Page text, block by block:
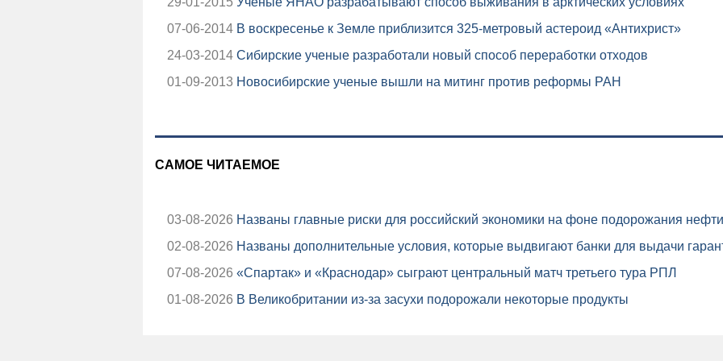
07-06-2014 В воскресенье к Земле приблизится 325-метровый астероид «Антихрист»
24-03-2014 Сибирские ученые разработали новый способ переработки отходов
01-09-2013 Новосибирские ученые вышли на митинг против реформы РАН
САМОЕ ЧИТАЕМОЕ
03-08-2026 Названы главные риски для российский экономики на фоне подорожания нефти
02-08-2026 Названы дополнительные условия, которые выдвигают банки для выдачи
07-08-2026 «Спартак» и «Краснодар» сыграют центральный матч третьего тура РПЛ
01-08-2026 В Великобритании из-за засухи подорожали некоторые продукты